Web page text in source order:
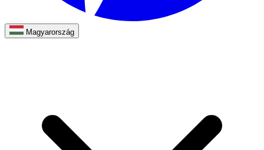
Magyarország